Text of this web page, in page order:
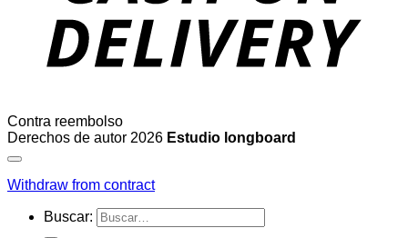
Contra reembolso
Derechos de autor 2026 Estudio longboard
Withdraw from contract
Buscar: